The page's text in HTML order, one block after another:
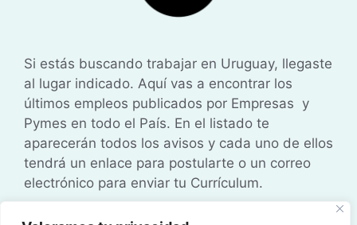
Si estás buscando trabajar en Uruguay, llegaste
al lugar indicado. Aquí vas a encontrar los
últimos empleos publicados por Empresas y
Pymes en todo el País. En el listado te
aparecerán todos los avisos y cada uno de ellos
tendrá un enlace para postularte o un correo
electrónico para enviar tu Currículum.